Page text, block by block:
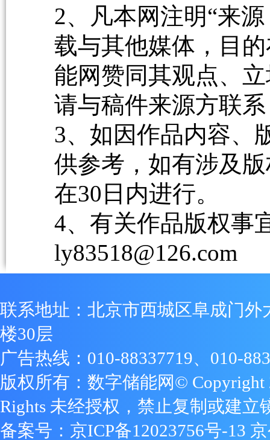
2、凡本网注明“来
载与其他媒体，目
能网赞同其观点、
请与稿件来源方联
3、如因作品内容、
供参考，如有涉及
在30日内进行。
4、有关作品版权事
ly83518@126.com
联系地址：北京市西城区阜成门外
楼30层
广告热线：010-88337719、010-
版权所有：数字储能网© Copyright
Rights 未经授权，禁止复制或建立
备案号： 京ICP备12023756号-13